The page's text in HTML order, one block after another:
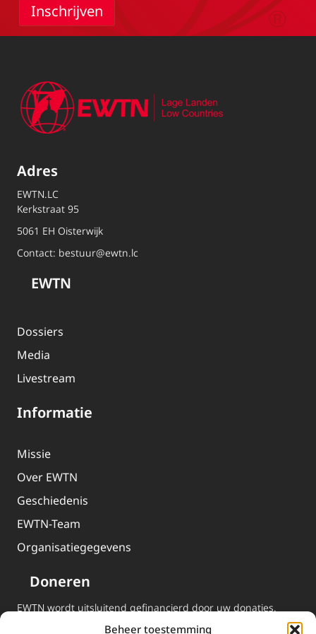
Beheer toestemming
Adres
EWTN.LC
Kerkstraat 95
5061 EH Oisterwijk
Contact: bestuur@ewtn.lc
EWTN
Dossiers
Media
Livestream
Informatie
Missie
Over EWTN
Geschiedenis
EWTN-Team
Organisatiegegevens
Doneren
EWTN wordt uitsluitend gefinancierd door uw donaties.
Wij ontvangen bewust geen advertentie-inkomsten of